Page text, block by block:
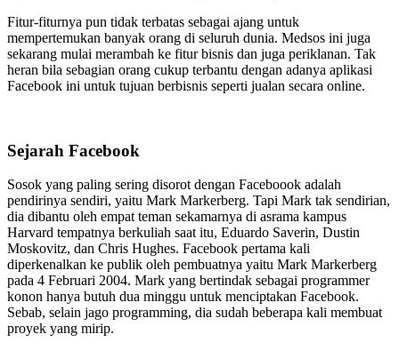
Fitur-fiturnya pun tidak terbatas sebagai ajang untuk
mempertemukan banyak orang di seluruh dunia. Medsos ini juga
sekarang mulai merambah ke fitur bisnis dan juga periklanan. Tak
heran bila sebagian orang cukup terbantu dengan adanya aplikasi
Facebook ini untuk tujuan berbisnis seperti jualan secara online.
Sejarah Facebook
Sosok yang paling sering disorot dengan Faceboook adalah
pendirinya sendiri, yaitu Mark Markerberg. Tapi Mark tak sendirian,
dia dibantu oleh empat teman sekamarnya di asrama kampus
Harvard tempatnya berkuliah saat itu, Eduardo Saverin, Dustin
Moskovitz, dan Chris Hughes. Facebook pertama kali
diperkenalkan ke publik oleh pembuatnya yaitu Mark Markerberg
pada 4 Februari 2004. Mark yang bertindak sebagai programmer
konon hanya butuh dua minggu untuk menciptakan Facebook.
Sebab, selain jago programming, dia sudah beberapa kali membuat
proyek yang mirip.